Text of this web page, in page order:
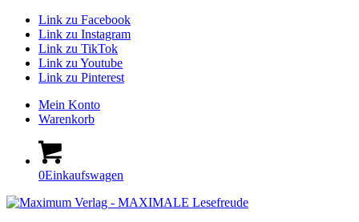
Link zu Facebook
Link zu Instagram
Link zu TikTok
Link zu Youtube
Link zu Pinterest
Mein Konto
Warenkorb
0Einkaufswagen